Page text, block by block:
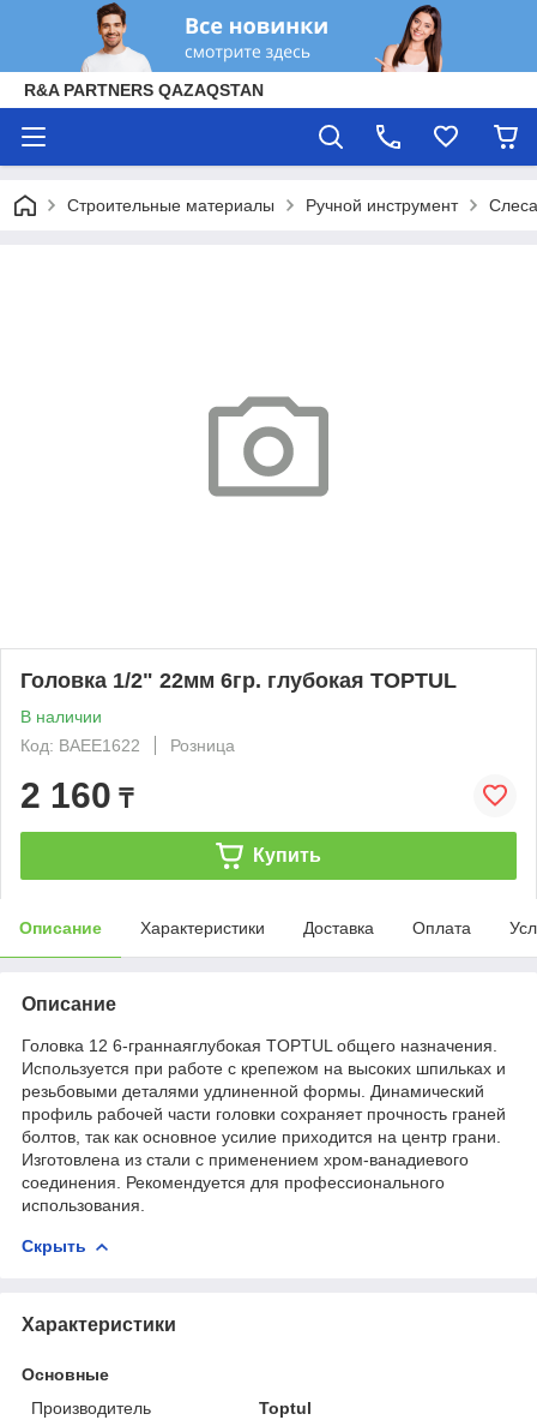
R&A PARTNERS QAZAQSTAN
Строительные материалы Ручной инструмент
Головка 1/2" 22мм 6гр. глубокая TOPTUL
В наличии
Код: BAEE1622
Розница
2 160 ₸
Купить
Описание Характеристики Доставка Оплата
Описание
Головка 12 6-граннаяглубокая TOPTUL общего назначения.
Используется при работе с крепежом на высоких шпильках и
резьбовыми деталями удлиненной формы. Динамический
профиль рабочей части головки сохраняет прочность граней
болтов, так как основное усилие приходится на центр грани.
Изготовлена из стали с применением хром-ванадиевого
соединения. Рекомендуется для профессионального
использования.
Скрыть
Характеристики
Основные
Производитель
Toptul